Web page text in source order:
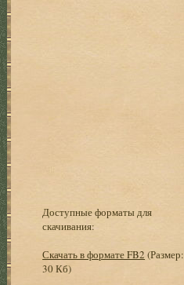
Доступные форматы для
скачивания:
Скачать в формате FB2 (Размер:
30 Кб)